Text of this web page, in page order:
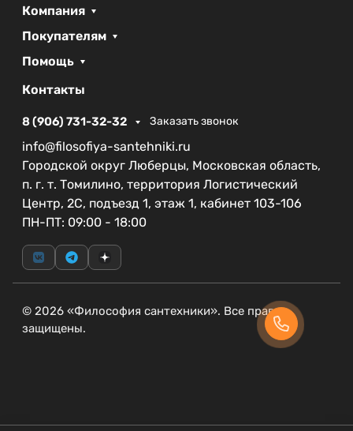
Компания
Покупателям
Помощь
Контакты
8 (906) 731-32-32 Заказать звонок
info@filosofiya-santehniki.ru
Городской округ Люберцы, Московская область,
п. г. т. Томилино, территория Логистический
Центр, 2С, подъезд 1, этаж 1, кабинет 103-106
ПН-ПТ: 09:00 - 18:00
© 2026 «Философия сантехники». Все права
защищены.